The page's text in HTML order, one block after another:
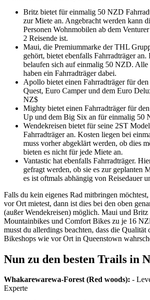
Britz bietet für einmalig 50 NZD
zur Miete an. Angebracht werden kann
Personen Wohnmobilen ab dem
2 Reisende ist.
Maui, die Premiummarke der THL
gehört, bietet ebenfalls Fahrradträger
belaufen sich auf einmalig 50 NZD.
haben ein Fahrradträger dabei.
Apollo bietet einen Fahrradträger für
Quest, Euro Camper und dem Euro
NZ$
Mighty bietet einen Fahrradträger für
Up und dem Big Six an für einmalig 50
Wendekreisen bietet für seine 2ST
Fahrradträger an. Kosten liegen bei
muss vorher abgeklärt werden, ob dies
bieten es nicht für jede Miete an.
Vantastic hat ebenfalls Fahrradträger.
gefragt werden, ob sie es zur geplanten
es ist oftmals abhängig von Reisedauer
Falls du kein eigenes Rad mitbringen
vor Ort mietest, dann ist dies bei den oben
(außer Wendekreisen) möglich. Maui und Britz
Mountainbikes und Comfort Bikes zu je 16
musst du allerdings beachten, dass die
Bikeshops wie vor Ort in Queenstown
Nun zu den besten Trails in
Whakarewarewa-Forest (Red woods): -
Experte